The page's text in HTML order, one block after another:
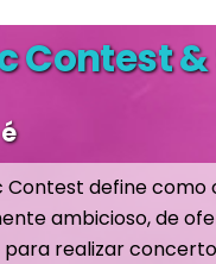
Contest
Contest define como
ambicioso, de
realizar